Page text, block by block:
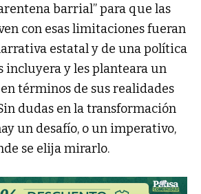
barrial” para que las
con esas limitaciones fueran
estatal y de una política
incluyera y les planteara un
términos de sus realidades
dudas en la transformación
un desafío, o un imperativo,
se elija mirarlo.